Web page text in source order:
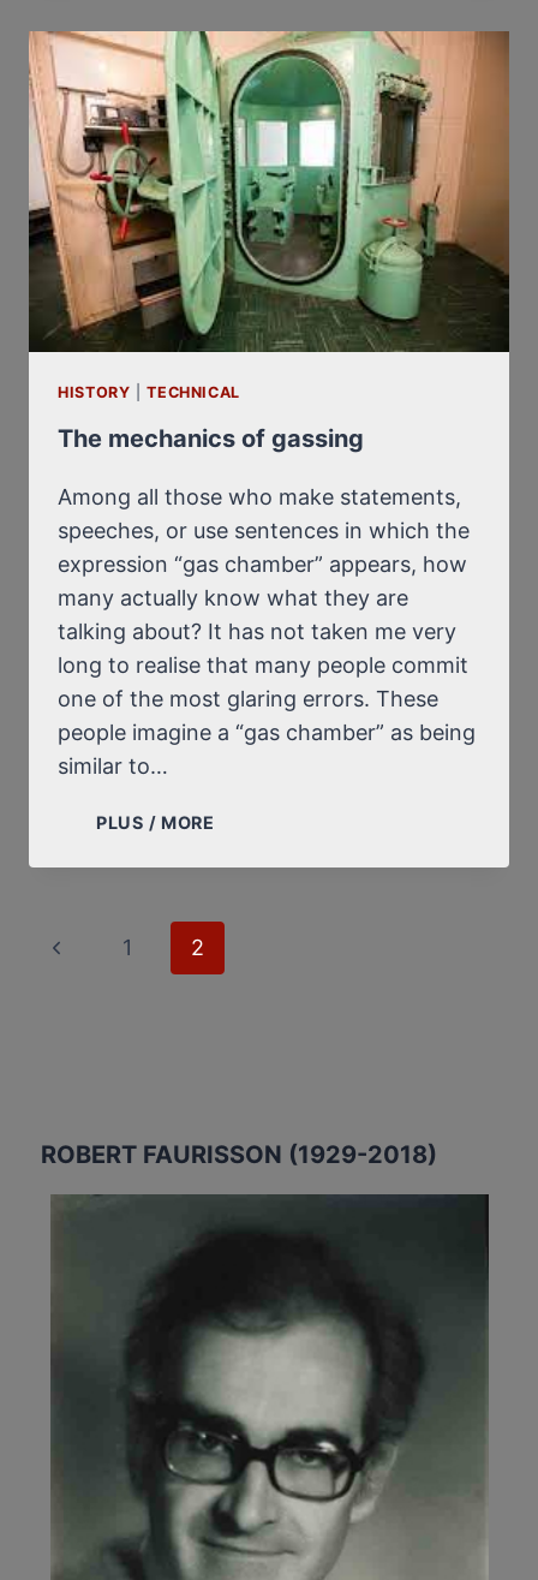
DANIEL,
DIRECTEUR
DU
NOUVEL
OBSERVATEUR,
LES
3,
7
ET
10
MAI
1980
HISTORY |TECHNICAL
The mechanics of gassing
Among all those who make statements,
speeches, or use sentences in which the
expression “gas chamber” appears, how
many actually know what they are
talking about? It has not taken me very
long to realise that many people commit
one of the most glaring errors. These
people imagine a “gas chamber” as being
similar to…
PLUS / MORE
OF
Page
Previous
1 2
ROBERT FAURISSON (1929-2018)